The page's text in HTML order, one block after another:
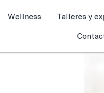
Wellness Talleres y